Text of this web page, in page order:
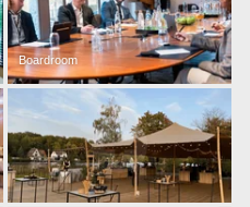
Boardroom